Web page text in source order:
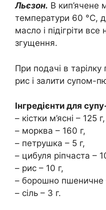
Льєзон. В кип’ячене
температури 60 °C,
масло і підігріти
згущення.
При подачі в
рис і залити супом-
Інгредієнти для
– кістки м’ясні – 125 г,
– морква – 160 г,
– петрушка – 5 г,
– цибуля ріпчаста –
– рис – 10 г,
– борошно пшеничне
– сіль – 3 г.